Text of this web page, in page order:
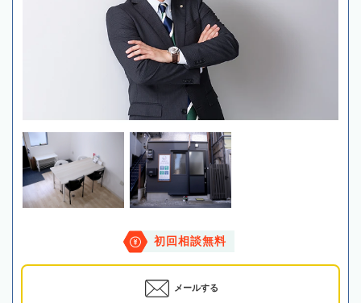
初回相談無料
メールする